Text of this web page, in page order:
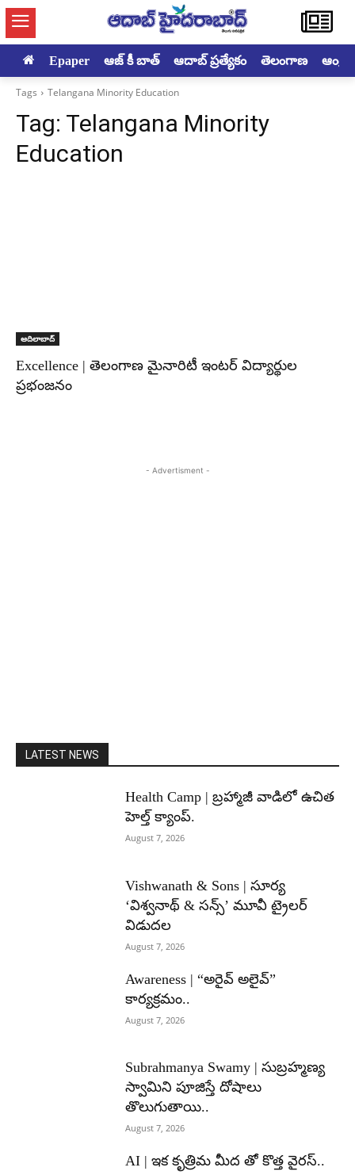
Epaper ఆజ్ కీ బాత్ ఆదాబ్ ప్రత్యేకం తెలంగాణ
Tags Telangana Minority Education
Tag: Telangana Minority
Education
ఆదిలాబాద్
Excellence | తెలంగాణ మైనారిటీ ఇంటర్ విద్యార్థుల
ప్రభంజనం
- Advertisment -
LATEST NEWS
Health Camp | బ్రహ్మాజీ వాడిలో ఉచిత
హెల్త్ క్యాంప్.
August 7, 2026
Vishwanath & Sons | సూర్య
‘విశ్వనాథ్ & సన్స్’ మూవీ ట్రైలర్
విడుదల
August 7, 2026
Awareness | “అరైవ్ అలైవ్”
కార్యక్రమం..
August 7, 2026
Subrahmanya Swamy | సుబ్రహ్మణ్య
స్వామిని పూజిస్తే దోషాలు
తొలుగుతాయి..
August 7, 2026
AI | ఇక కృత్రిమ మీద తో కొత్త వైరస్..